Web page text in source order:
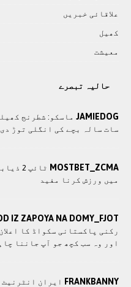
علاقائی خبريں
کھيل
معيشت
حالیہ تبصرے
JAMIEDOG ماسکو: شطرنج
سات سالہ بچے کی انگلی توڑ دی
MOSTBET_ZCMA
ٹائپ
میں ورزش کرنا مفید
IZ ZAPOYA NA DOMY_FJOT
رکنی پاکستانی سکواڈ کا
اور وہ سب کچھ جو آپ جاننا
FRANKBANNY ايران